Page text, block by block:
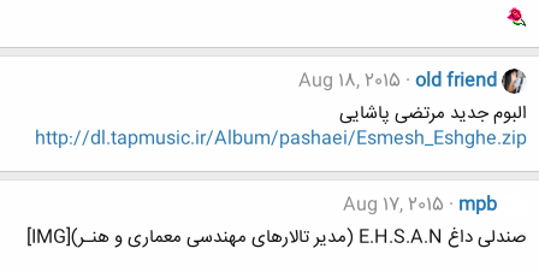
old friend
Aug 18, 2015
البوم جدید مرتضی پاشایی
http://dl.tapmusic.ir/Album/pashaei/Esmesh_Eshghe.zip
mpb
Aug 17, 2015
صندلی داغ E.H.S.A.N (مدیر تالارهای مهندسی معماری و هنـر)[IMG]